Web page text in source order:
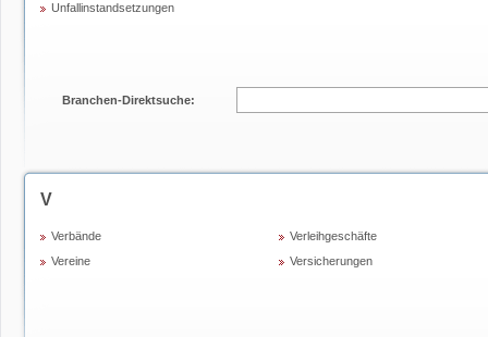
Unfallinstandsetzungen
Branchen-Direktsuche:
V
Verbände
Vereine
Verleihgeschäfte
Versicherungen